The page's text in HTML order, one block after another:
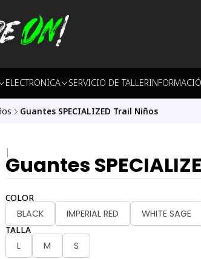
ELECTRONICA SERVICIO DE TALLER
Guantes SPECIALIZED Trail Niños
|
Guantes
COLOR
BLACK IMPERIAL RED WHITE SAGE
TALLA
L M S